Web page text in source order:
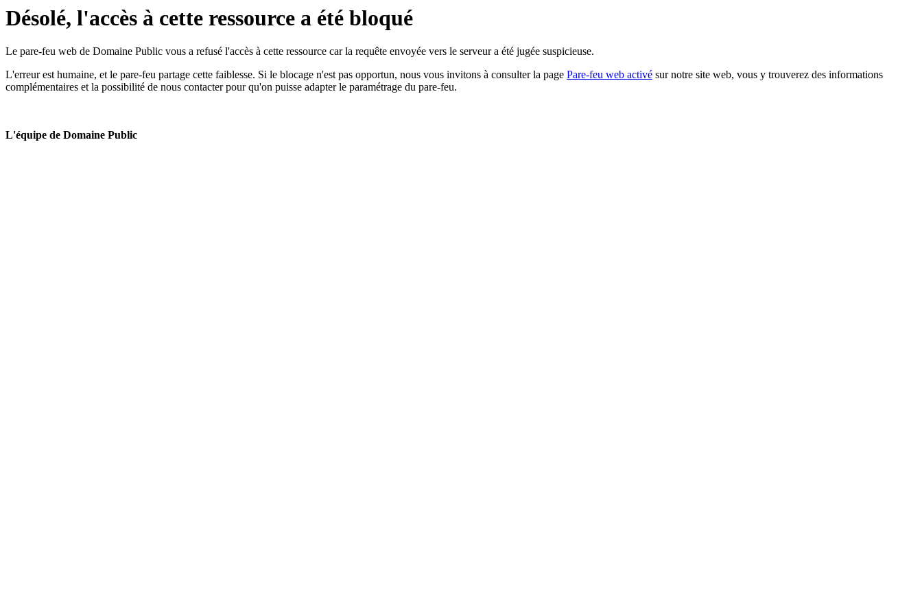
Désolé, l'accès à cette ressource a été bloqué
Le pare-feu web de Domaine Public vous a refusé l'accès à cette ressource car la requête envoyée vers le serveur a été jugée suspicieuse.
L'erreur est humaine, et le pare-feu partage cette faiblesse. Si le blocage n'est pas opportun, nous vous invitons à consulter la page Pare-feu web activé sur notre site web, vous y trouverez des informations
complémentaires et la possibilité de nous contacter pour qu'on puisse adapter le paramétrage du pare-feu.
L'équipe de Domaine Public